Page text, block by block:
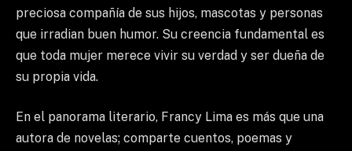
preciosa compañía de sus hijos, mascotas y personas
que irradian buen humor. Su creencia fundamental es
que toda mujer merece vivir su verdad y ser dueña de
su propia vida.
En el panorama literario, Francy Lima es más que una
autora de novelas; comparte cuentos, poemas y